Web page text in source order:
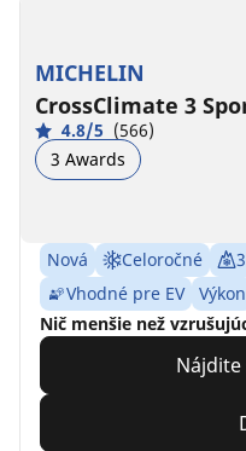
MICHELIN
CrossClimate 3
4.8/5 (566)
3 Awards
Nová Celoročné
Vhodné pre EV
Výkon
Nič menšie než